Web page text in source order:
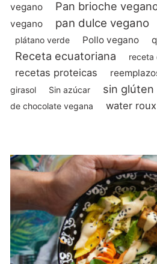
vegano
Pan brioche
vegano
pan dulce vegano
plátano verde Pollo vegano
Receta ecuatoriana receta
recetas proteicas
girasol
Sin azúcar sin glúten
de chocolate vegana
water roux